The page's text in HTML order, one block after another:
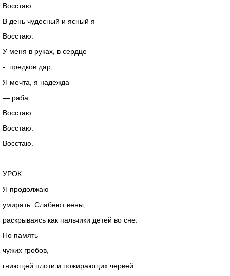
Восстаю.
В день чудесный и ясный я —
Восстаю.
У меня в руках, в сердце
- предков дар,
Я мечта, я надежда
— раба.
Восстаю.
Восстаю.
Восстаю.
УРОК
Я продолжаю
умирать. Слабеют вены,
раскрываясь как пальчики детей во сне.
Но память
чужих гробов,
гниющей плоти и пожирающих червей